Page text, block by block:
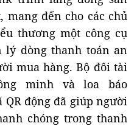
mang đến cho các chủ
thương một công cụ
dòng thanh toán an
mua hàng. Bộ đôi tài
minh và loa báo
động đã giúp người
chóng trong thanh